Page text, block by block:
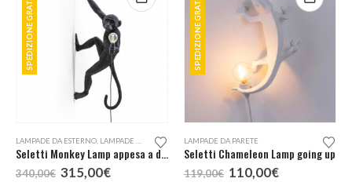
SPEDIZIONE GRATUITA
LAMPADE DA ESTERNO, LAMPADE DA PARETE
Seletti Monkey Lamp appesa a destra lampada da esterno
340,00€ Il
prezzo
315,00€Il
SPEDIZIONE GRATUITA
LAMPADE DA PARETE
Seletti Chameleon Lamp going up
119,00€ Il
prezzo
110,00€Il